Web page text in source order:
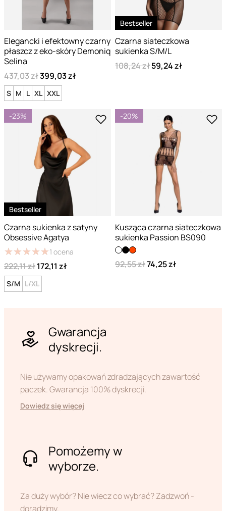
Elegancki i efektowny czarny
płaszcz z eko-skóry Demoniq
Selina
437,03 zł399,03 zł
S M L XL XXL
Bestseller
Czarna siateczkowa
sukienka S/M/L
108,24 zł59,24 zł
-23%
Bestseller
Czarna sukienka z satyny
Obsessive Agatya
★★★★★
★★★★★1 ocena
222,11 zł172,11 zł
S/M L/XL
-20%
Kusząca czarna siateczkowa
sukienka Passion BS090
92,55 zł74,25 zł
Gwarancja
dyskrecji.
Nie używamy opakowań zdradzających zawartość
paczek. Gwarancja 100% dyskrecji.
Dowiedz się więcej
Pomożemy w
wyborze.
Za duży wybór? Nie wiecz co wybrać? Zadzwoń -
doradzimy.